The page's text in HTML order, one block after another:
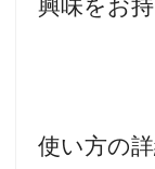
興味をお
使い方の